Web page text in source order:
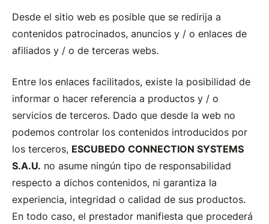
Desde el sitio web es posible que se redirija a
contenidos patrocinados, anuncios y / o enlaces de
afiliados y / o de terceras webs.
Entre los enlaces facilitados, existe la posibilidad de
informar o hacer referencia a productos y / o
servicios de terceros. Dado que desde la web no
podemos controlar los contenidos introducidos por
los terceros, ESCUBEDO CONNECTION SYSTEMS
S.A.U. no asume ningún tipo de responsabilidad
respecto a dichos contenidos, ni garantiza la
experiencia, integridad o calidad de sus productos.
En todo caso, el prestador manifiesta que procederá